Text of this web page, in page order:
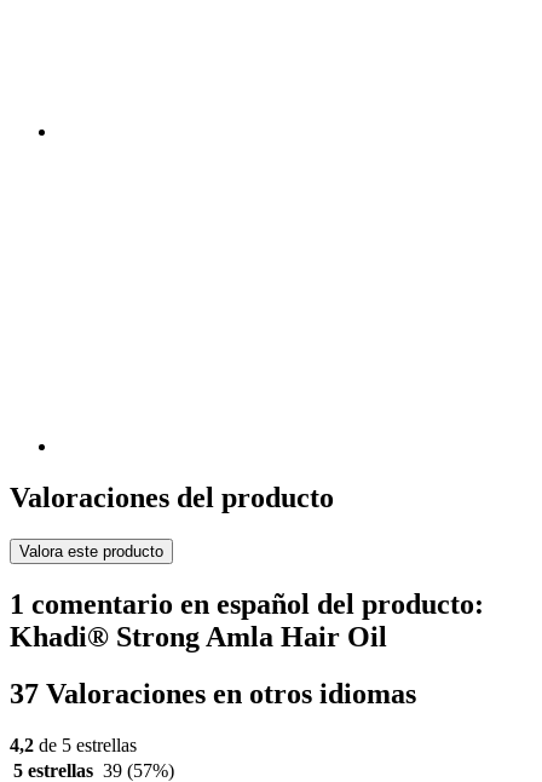
Valoraciones del producto
Valora este producto
1 comentario en español del producto:
Khadi® Strong Amla Hair Oil
37 Valoraciones en otros idiomas
4,2 de 5 estrellas
5 estrellas 39 (57%)